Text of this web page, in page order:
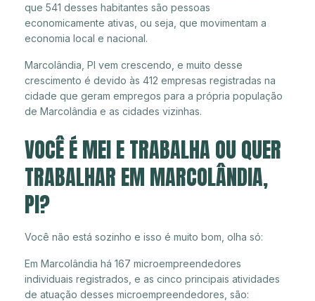
que 541 desses habitantes são pessoas
economicamente ativas, ou seja, que movimentam a
economia local e nacional.
Marcolândia, PI vem crescendo, e muito desse
crescimento é devido às 412 empresas registradas na
cidade que geram empregos para a própria população
de Marcolândia e as cidades vizinhas.
VOCÊ É MEI E TRABALHA OU QUER
TRABALHAR EM MARCOLÂNDIA,
PI?
Você não está sozinho e isso é muito bom, olha só:
Em Marcolândia há 167 microempreendedores
individuais registrados, e as cinco principais atividades
de atuação desses microempreendedores, são: